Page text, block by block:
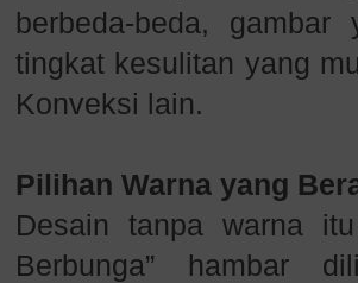
berbeda-beda,
tingkat kesulitan yang
Konveksi lain.
Pilihan Warna yang
Desain tanpa warna
Berbunga” hambar